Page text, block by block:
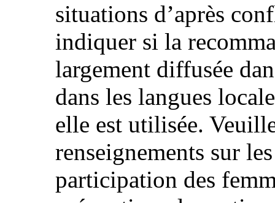
situations d’après
indiquer si la
largement diffusée
dans les langues
elle est utilisée.
renseignements sur
participation des